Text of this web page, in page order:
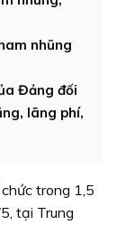
nhũng
Đảng đối
lãng phí,
trong 1,5
tại Trung